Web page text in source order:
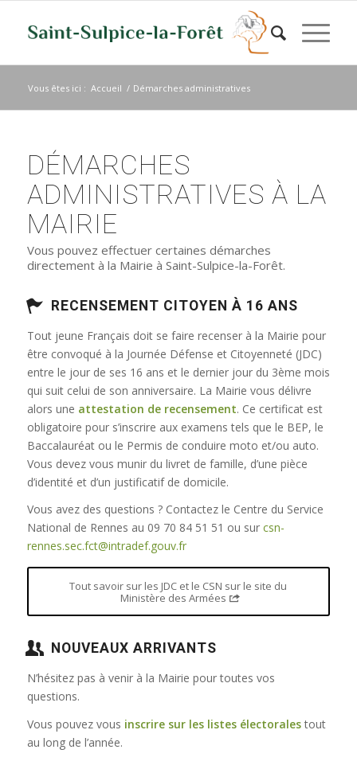
Vous êtes ici : Accueil / Démarches administratives
DÉMARCHES
ADMINISTRATIVES À LA
MAIRIE
Vous pouvez effectuer certaines démarches
directement à la Mairie à Saint-Sulpice-la-Forêt.
RECENSEMENT CITOYEN À 16 ANS
Tout jeune Français doit se faire recenser à la Mairie pour
être convoqué à la Journée Défense et Citoyenneté (JDC)
entre le jour de ses 16 ans et le dernier jour du 3ème mois
qui suit celui de son anniversaire. La Mairie vous délivre
alors une attestation de recensement. Ce certificat est
obligatoire pour s’inscrire aux examens tels que le BEP, le
Baccalauréat ou le Permis de conduire moto et/ou auto.
Vous devez vous munir du livret de famille, d’une pièce
d’identité et d’un justificatif de domicile.
Vous avez des questions ? Contactez le Centre du Service
National de Rennes au 09 70 84 51 51 ou sur csn-
rennes.sec.fct@intradef.gouv.fr
Tout savoir sur les JDC et le CSN sur le site du
Ministère des Armées
NOUVEAUX ARRIVANTS
N’hésitez pas à venir à la Mairie pour toutes vos
questions.
Vous pouvez vous inscrire sur les listes électoralestout
au long de l’année.